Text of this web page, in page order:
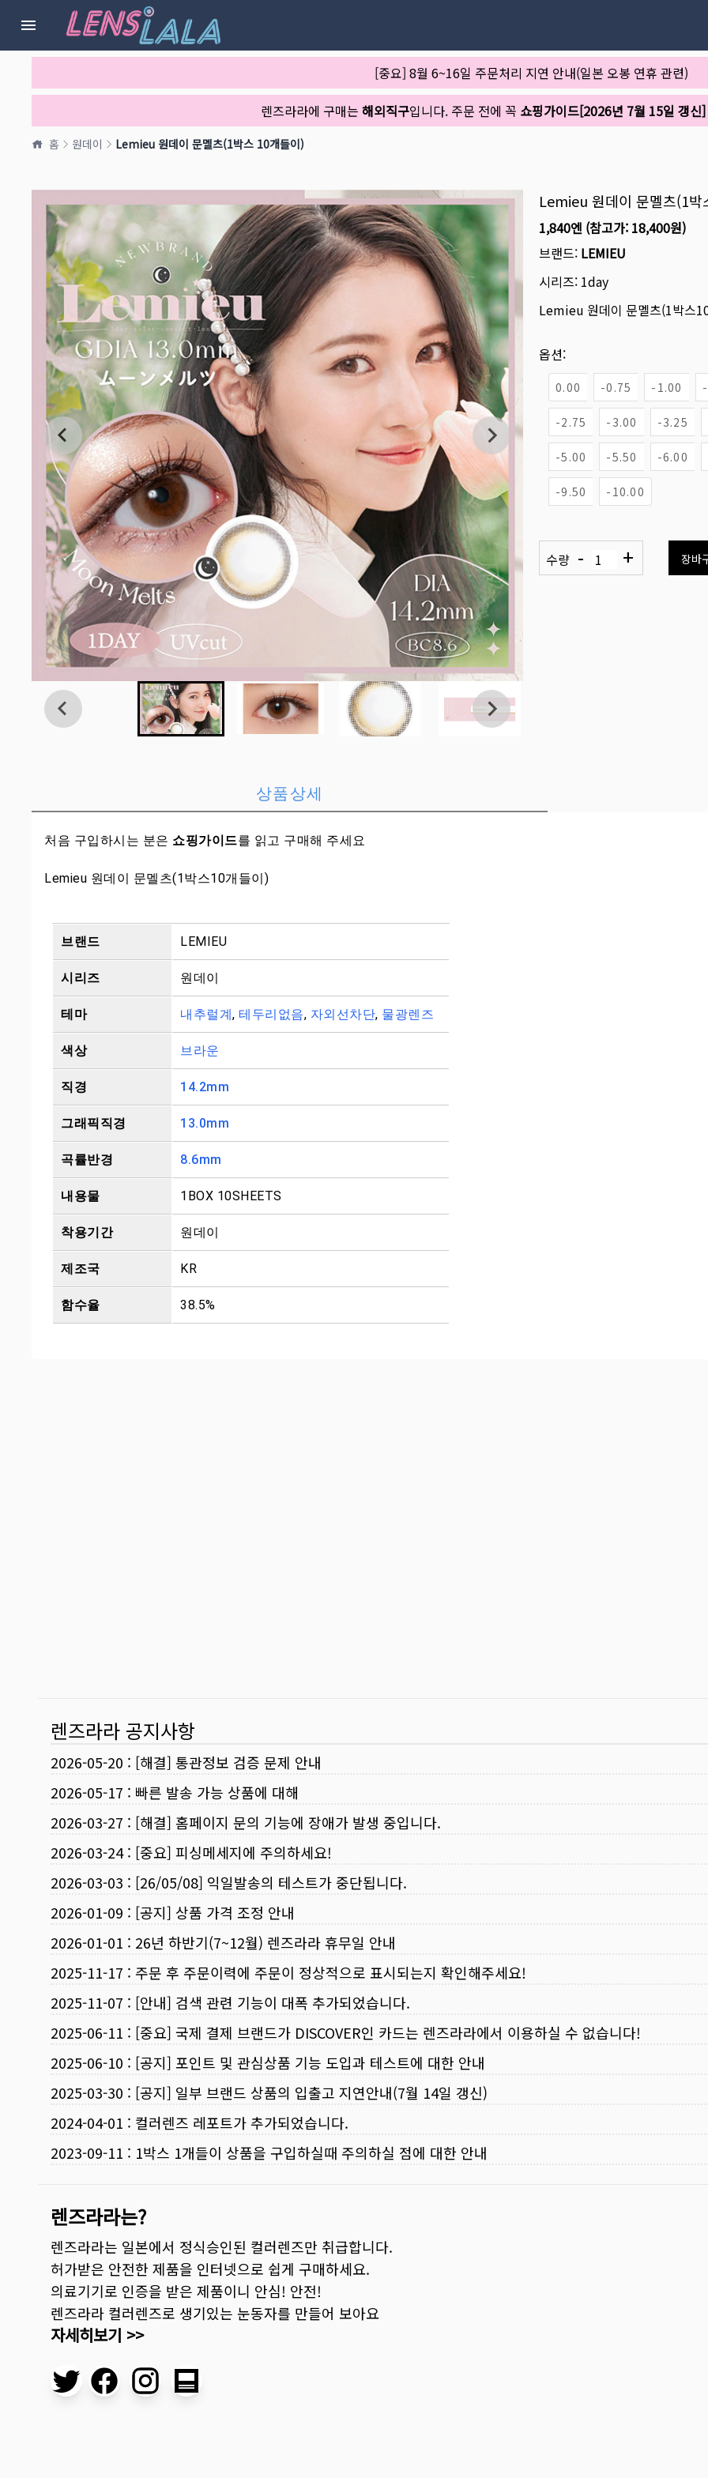
[중요] 8월 6~16일 주문처리 지연 안내(일본 오봉 연휴 관련)
렌즈라라에 구매는 해외직구입니다. 주문 전에 꼭 쇼핑가이드[2026년 7월 15일 갱신]
홈 원데이 Lemieu 원데이 문멜츠(1박스 10개들이)
Lemieu 원데이 문멜츠(1박
1,840엔 (참고가: 18,400원)
브랜드: LEMIEU
시리즈: 1day
Lemieu 원데이 문멜츠(1박스
옵션:
0.00 -0.75 -1.00
-2.75 -3.00 -3.25
-5.00 -5.50 -6.00
-9.50 -10.00
수량 - + 장바
상품상세
처음 구입하시는 분은 쇼핑가이드를 읽고 구매해 주세요
Lemieu 원데이 문멜츠(1박스10개들이)
브랜드 LEMIEU
시리즈 원데이
테마 내추럴계, 테두리없음, 자외선차단, 물광렌즈
색상 브라운
직경 14.2mm
그래픽직경 13.0mm
곡률반경 8.6mm
내용물 1BOX 10SHEETS
착용기간 원데이
제조국 KR
함수율 38.5%
렌즈라라 공지사항
2026-05-20 : [해결] 통관정보 검증 문제 안내
2026-05-17 : 빠른 발송 가능 상품에 대해
2026-03-27 : [해결] 홈페이지 문의 기능에 장애가 발생 중입니다.
2026-03-24: [중요] 피싱메세지에 주의하세요!
2026-03-03 : [26/05/08] 익일발송의 테스트가 중단됩니다.
2026-01-09 : [공지] 상품 가격 조정 안내
2026-01-01 : 26년 하반기(7~12월) 렌즈라라 휴무일 안내
2025-11-17 : 주문 후 주문이력에 주문이 정상적으로 표시되는지 확인해주세요!
2025-11-07 : [안내] 검색 관련 기능이 대폭 추가되었습니다.
2025-06-11 : [중요] 국제 결제 브랜드가 DISCOVER인 카드는 렌즈라라에서 이용하실 수 없습니다!
2025-06-10 : [공지] 포인트 및 관심상품 기능 도입과 테스트에 대한 안내
2025-03-30 : [공지] 일부 브랜드 상품의 입출고 지연안내(7월 14일 갱신)
2024-04-01 : 컬러렌즈 레포트가 추가되었습니다.
2023-09-11 : 1박스 1개들이 상품을 구입하실때 주의하실 점에 대한 안내
렌즈라라는?
렌즈라라는 일본에서 정식승인된 컬러렌즈만 취급합니다.
허가받은 안전한 제품을 인터넷으로 쉽게 구매하세요.
의료기기로 인증을 받은 제품이니 안심! 안전!
렌즈라라 컬러렌즈로 생기있는 눈동자를 만들어 보아요
자세히보기 >>